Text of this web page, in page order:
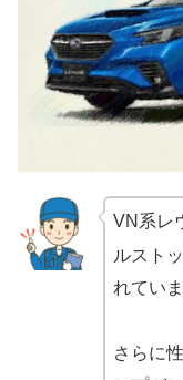
VN系レ
ルスト
れていま
さらに